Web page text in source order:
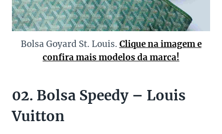
Bolsa Goyard St. Louis. Clique na imagem e
confira mais modelos da marca!
02. Bolsa Speedy – Louis
Vuitton